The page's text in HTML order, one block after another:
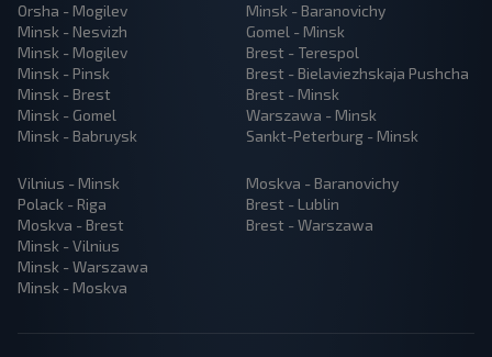
Orsha - Mogilev
Minsk - Nesvizh
Minsk - Mogilev
Minsk - Pinsk
Minsk - Brest
Minsk - Gomel
Minsk - Babruysk
Minsk - Baranovichy
Gomel - Minsk
Brest - Terespol
Brest - Bielaviezhskaja Pushcha
Brest - Minsk
Warszawa - Minsk
Sankt-Peterburg - Minsk
Vilnius - Minsk
Polack - Riga
Moskva - Brest
Minsk - Vilnius
Minsk - Warszawa
Minsk - Moskva
Moskva - Baranovichy
Brest - Lublin
Brest - Warszawa